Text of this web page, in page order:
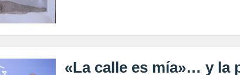
«La calle es mía»… y la